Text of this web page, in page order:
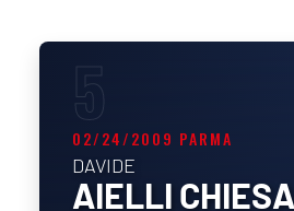
5
02/24/2009 PARMA
DAVIDE
AIELLI CHIESA